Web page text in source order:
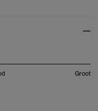
Groot